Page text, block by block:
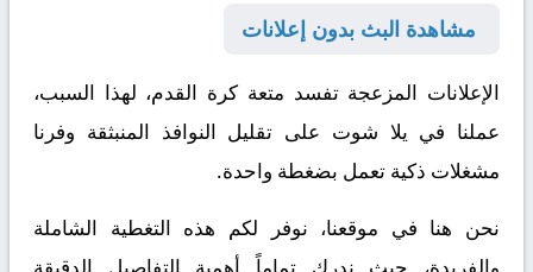
مشاهدة البث بدون إعلانات
الإعلانات المزعجة تفسد متعة كرة القدم، لهذا السبب،
عملنا في يلا شوت على تقليل النوافذ المنبثقة وفرنا
مشغلات ذكية تعمل بضغطة واحدة.
نحن هنا في موقعنا، نوفر لكم هذه التغطية الشاملة